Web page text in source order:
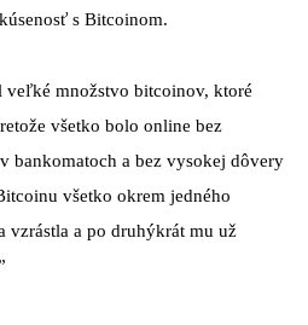
s Bitcoinom.
množstvo bitcoinov, ktoré
všetko bolo online bez
bankomatoch a bez vysokej dôvery
všetko okrem jedného
vzrástla a po druhýkrát mu už